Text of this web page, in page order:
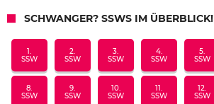
SCHWANGER? SSWS IM ÜBERBLICK!
1.
SSW
2.
SSW
3.
SSW
4.
SSW
5.
SSW
8.
SSW
9.
SSW
10.
SSW
11.
SSW
12.
SSW